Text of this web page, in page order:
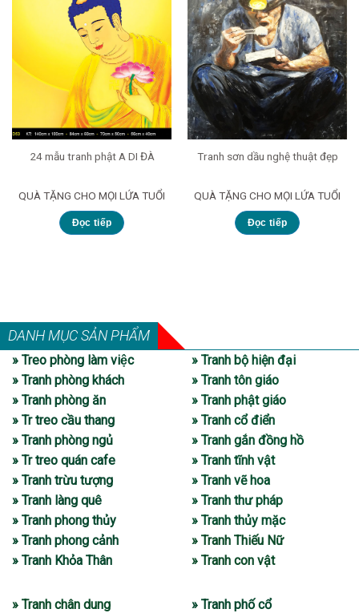
24 mẫu tranh phật A DI ĐÀ
QUÀ TẶNG CHO MỌI LỨA TUỔI
Đọc tiếp
Tranh sơn dầu nghệ thuật đẹp
QUÀ TẶNG CHO MỌI LỨA TUỔI
Đọc tiếp
DANH MỤC SẢN PHẨM
» Treo phòng làm việc
» Tranh phòng khách
» Tranh phòng ăn
» Tr treo cầu thang
» Tranh phòng ngủ
» Tr treo quán cafe
» Tranh trừu tượng
» Tranh làng quê
» Tranh phong thủy
» Tranh phong cảnh
» Tranh Khỏa Thân
» Tranh bộ hiện đại
» Tranh tôn giáo
» Tranh phật giáo
» Tranh cổ điển
» Tranh gắn đồng hồ
» Tranh tĩnh vật
» Tranh vẽ hoa
» Tranh thư pháp
» Tranh thủy mặc
» Tranh Thiếu Nữ
» Tranh con vật
» Tranh chân dung
» Tranh phố cổ